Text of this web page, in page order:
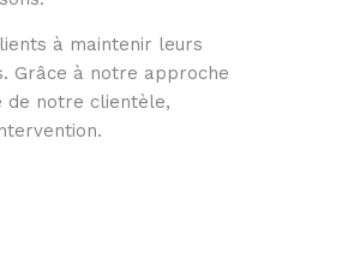
à maintenir leurs
Grâce à notre approche
de notre clientèle,